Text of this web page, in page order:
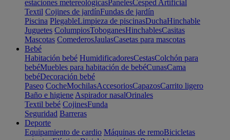
estaciones metereológicasPanelesCesped Artificial
Textil Cojines de jardínFundas de jardín
Piscina PlegableLimpieza de piscinasDuchaHinchable
Juguetes ColumpiosToboganesHinchablesCasitas
Mascotas ComederosJaulasCasetas para mascotas
Bebé
Habitación bebé HumidificadoresCestasColchón para
bebéMuebles para habitación de bebéCunasCama
bebéDecoración bebé
Paseo CocheMochilasAccesoriosCapazosCarrito ligero
Baño e higiene Aspirador nasalOrinales
Textil bebé CojinesFunda
Seguridad Barreras
Deporte
Equipamiento de cardio Máquinas de remoBicicletas